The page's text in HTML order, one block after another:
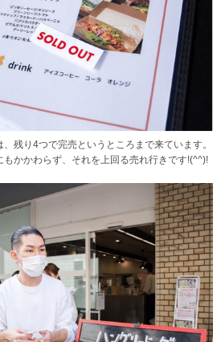
残り4つで完売というところまで来ています。
かかわらず、それを上回る売れ行きです!(^^)!